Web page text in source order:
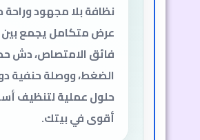
نظافة بلا مجهود
عرض متكامل يجمع
فائق الامتصاص، دش
حلول عملية لتنظيف
أقوى في بيتك.